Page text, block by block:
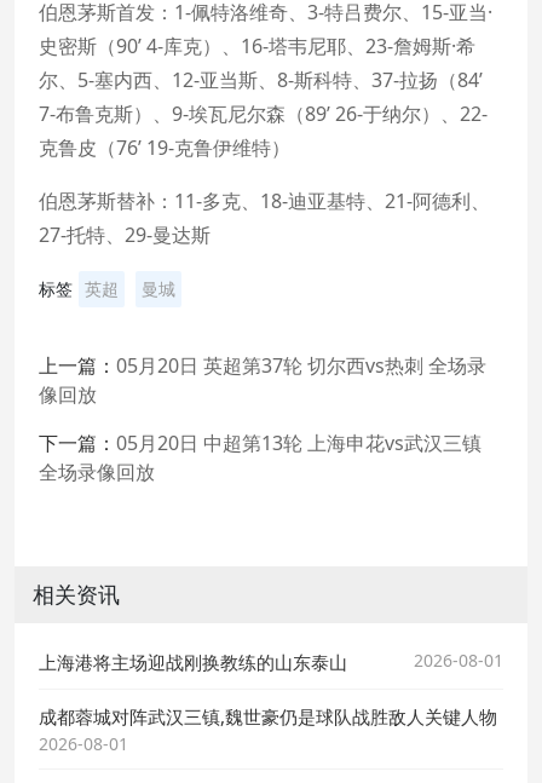
伯恩茅斯首发：1-佩特洛维奇、3-特吕费尔、15-亚当·
史密斯（90’ 4-库克）、16-塔韦尼耶、23-詹姆斯·希
尔、5-塞内西、12-亚当斯、8-斯科特、37-拉扬（84’
7-布鲁克斯）、9-埃瓦尼尔森（89’ 26-于纳尔）、22-
克鲁皮（76’ 19-克鲁伊维特）
伯恩茅斯替补：11-多克、18-迪亚基特、21-阿德利、
27-托特、29-曼达斯
标签 英超 曼城
上一篇： 05月20日 英超第37轮 切尔西vs热刺 全场录
像回放
下一篇： 05月20日 中超第13轮 上海申花vs武汉三镇
全场录像回放
相关资讯
上海港将主场迎战刚换教练的山东泰山 2026-08-01
成都蓉城对阵武汉三镇,魏世豪仍是球队战胜敌人关键人物
2026-08-01